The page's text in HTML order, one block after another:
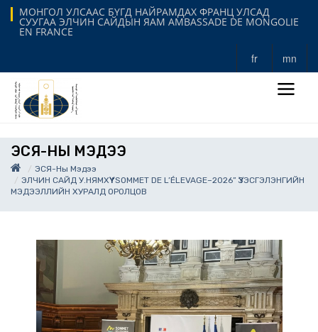
МОНГОЛ УЛСААС БҮГД НАЙРАМДАХ ФРАНЦ УЛСАД
СУУГАА ЭЛЧИН САЙДЫН ЯАМ AMBASSADE DE MONGOLIE
EN FRANCE
fr mn
ЭСЯ-НЫ МЭДЭЭ
ЭСЯ-Ны Мэдээ
ЭЛЧИН САЙД У.НЯМХҮҮ “SOMMET DE L’ÉLEVAGE–2026” ҮЗЭСГЭЛЭНГИЙН
МЭДЭЭЛЛИЙН ХУРАЛД ОРОЛЦОВ